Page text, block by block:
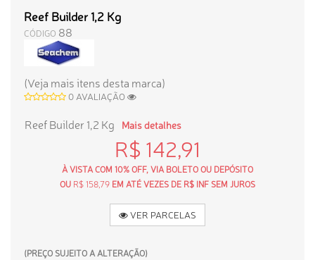
Reef Builder 1,2 Kg
CÓDIGO 88
(Veja mais itens desta marca)
0 AVALIAÇÃO
Reef Builder 1,2 Kg Mais detalhes
R$ 142,91
À VISTA COM 10% OFF, VIA BOLETO OU DEPÓSITO
OU R$ 158,79 EM ATÉ VEZES DE R$ INF SEM JUROS
VER PARCELAS
(PREÇO SUJEITO A ALTERAÇÃO)